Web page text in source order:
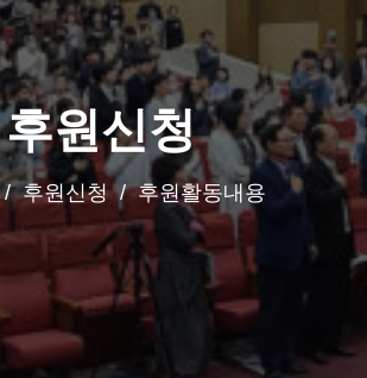
후원신청
후원신청 / 후원활동내용